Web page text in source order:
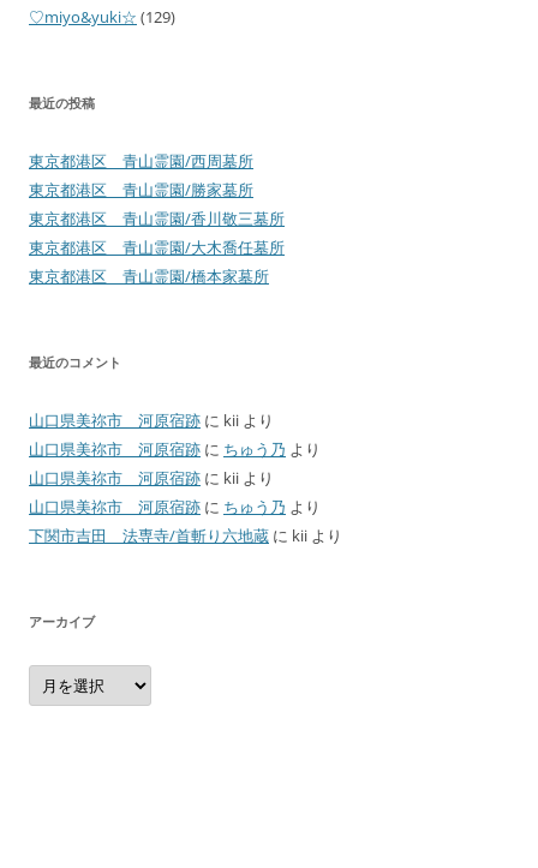
♡miyo&yuki☆ (129)
最近の投稿
東京都港区 青山霊園/西周墓所
東京都港区 青山霊園/勝家墓所
東京都港区 青山霊園/香川敬三墓所
東京都港区 青山霊園/大木喬任墓所
東京都港区 青山霊園/橋本家墓所
最近のコメント
山口県美祢市 河原宿跡 に kii より
山口県美祢市 河原宿跡 に ちゅう乃 より
山口県美祢市 河原宿跡 に kii より
山口県美祢市 河原宿跡 に ちゅう乃 より
下関市吉田 法専寺/首斬り六地蔵 に kii より
アーカイブ
ア
ー
カ